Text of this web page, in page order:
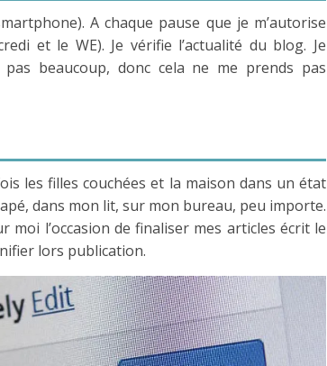
A chaque pause que je m’autorise
et le WE). Je vérifie l’actualité du blog. Je
beaucoup, donc cela ne me prends pas
les filles couchées et la maison dans un état
dans mon lit, sur mon bureau, peu importe.
moi l’occasion de finaliser mes articles écrit le
lors publication.